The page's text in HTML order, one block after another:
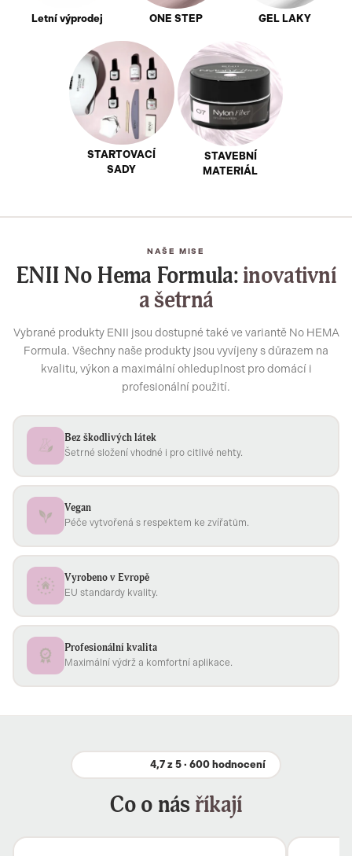
Letní výprodej ONE STEP GEL LAKY
STARTOVACÍ
SADY
STAVEBNÍ
MATERIÁL
NAŠE MISE
ENII No Hema Formula:inovativní
a šetrná
Vybrané produkty ENII jsou dostupné také ve variantě No HEMA
Formula. Všechny naše produkty jsou vyvíjeny s důrazem na
kvalitu, výkon a maximální ohleduplnost pro domácí i
profesionální použití.
Bez škodlivých látek
Šetrné složení vhodné i pro citlivé nehty.
Vegan
Péče vytvořená s respektem ke zvířatům.
Vyrobeno v Evropě
EU standardy kvality.
Profesionální kvalita
Maximální výdrž a komfortní aplikace.
4,7 z 5 · 600 hodnocení
Co o násříkají